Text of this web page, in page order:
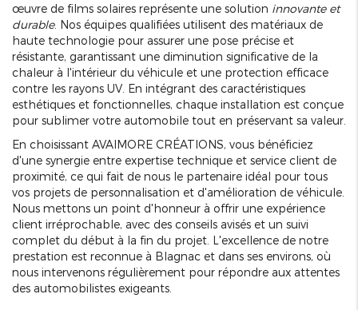
œuvre de films solaires représente une solution innovante et
durable. Nos équipes qualifiées utilisent des matériaux de
haute technologie pour assurer une pose précise et
résistante, garantissant une diminution significative de la
chaleur à l'intérieur du véhicule et une protection efficace
contre les rayons UV. En intégrant des caractéristiques
esthétiques et fonctionnelles, chaque installation est conçue
pour sublimer votre automobile tout en préservant sa valeur.
En choisissant AVAIMORE CRÉATIONS, vous bénéficiez
d'une synergie entre expertise technique et service client de
proximité, ce qui fait de nous le partenaire idéal pour tous
vos projets de personnalisation et d'amélioration de véhicule.
Nous mettons un point d'honneur à offrir une expérience
client irréprochable, avec des conseils avisés et un suivi
complet du début à la fin du projet. L'excellence de notre
prestation est reconnue à Blagnac et dans ses environs, où
nous intervenons régulièrement pour répondre aux attentes
des automobilistes exigeants.